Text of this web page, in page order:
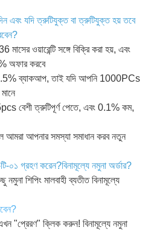
এবং যদি ত্রুটিযুক্ত বা ত্রুটিযুক্ত হয় তবে
ওয়ারেন্টি সঙ্গে বিক্রি করা হয়, এবং
অফার করবে
0.5% ব্যাকআপ, তাই যদি আপনি 1000PCs
বেশী ত্রুটিপূর্ণ পেতে, এবং 0.1% কম,
আমরা আপনার সমস্যা সমাধান করব নতুন
০১ গ্রহণ করেন?বিনামূল্যে নমুনা অর্ডার?
শিপিং মালবাহী ব্যতীত বিনামূল্যে
"প্রেরণ" ক্লিক করুন! বিনামূল্যে নমুনা